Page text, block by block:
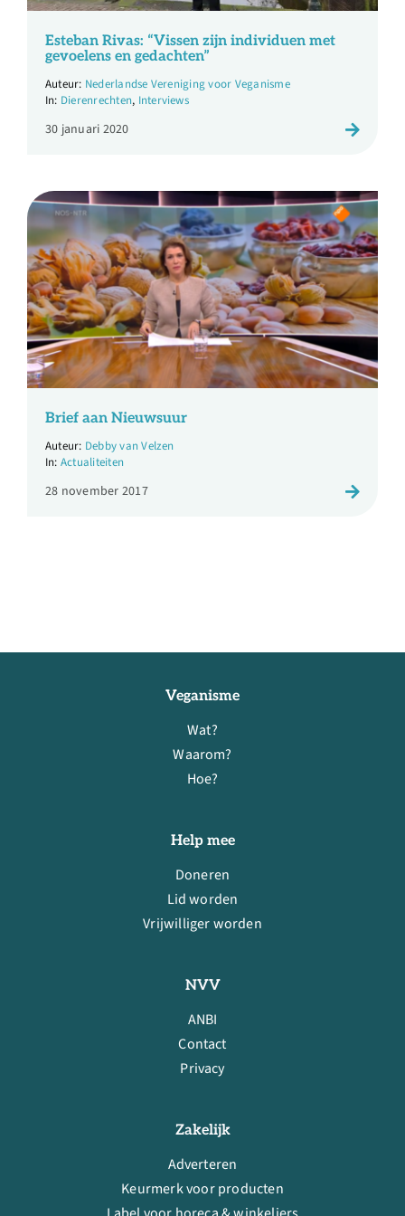
Over ons
Ondernemer
Contact
Doneren
Shop
English
Esteban Rivas: “Vissen zijn individuen met
gevoelens en gedachten”
Nederlandse Vereniging voor Veganisme
Dierenrechten, Interviews
30 januari 2020
Brief aan Nieuwsuur
Debby van Velzen
Actualiteiten
28 november 2017
Veganisme
Wat?
Waarom?
Hoe?
Help mee
Doneren
Lid worden
Vrijwilliger worden
NVV
ANBI
Contact
Privacy
Zakelijk
Adverteren
Keurmerk voor producten